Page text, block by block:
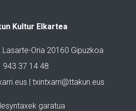
Kultur Elkartea
Lasarte-Oria 20160 Gipuzkoa
943 37 14 48
| txintxarri@ttakun.eus
garatua